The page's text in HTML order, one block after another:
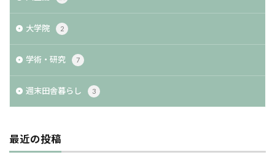
大学院 2
学術・研究 7
週末田舎暮らし 3
最近の投稿